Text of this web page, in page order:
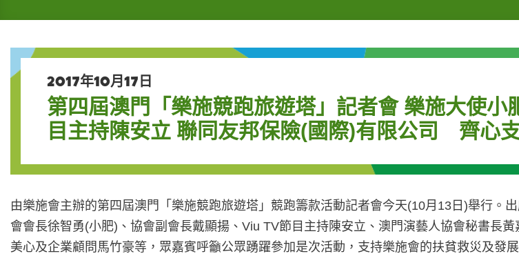
2017年10月17日
第四屆澳門「樂施競跑旅遊塔」記者會 樂施大使
目主持陳安立 聯同友邦保險(國際)有限公司 齊心
由樂施會主辦的第四屆澳門「樂施競跑旅遊塔」競跑籌款活動記者會今天(10月13日)舉行。
會會長徐智勇(小肥)、協會副會長戴顯揚、Viu TV節目主持陳安立、澳門演藝人協會秘書長
美心及企業顧問馬竹豪等，眾嘉賓呼籲公眾踴躍參加是次活動，支持樂施會的扶貧救災及發